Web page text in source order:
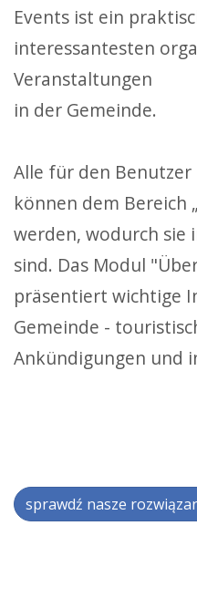
Events ist ein
interessantesten
Veranstaltungen
in der Gemeinde.
Alle für den
können dem Bereich
werden, wodurch sie
sind. Das Modul
präsentiert wichtige
Gemeinde -
Ankündigungen und
sprawdź nasze